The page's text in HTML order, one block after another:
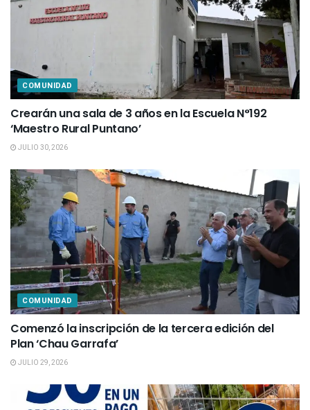
COMUNIDAD
Crearán una sala de 3 años en la Escuela N°192
‘Maestro Rural Puntano’
JULIO 30, 2026
COMUNIDAD
Comenzó la inscripción de la tercera edición del
Plan ‘Chau Garrafa’
JULIO 29, 2026